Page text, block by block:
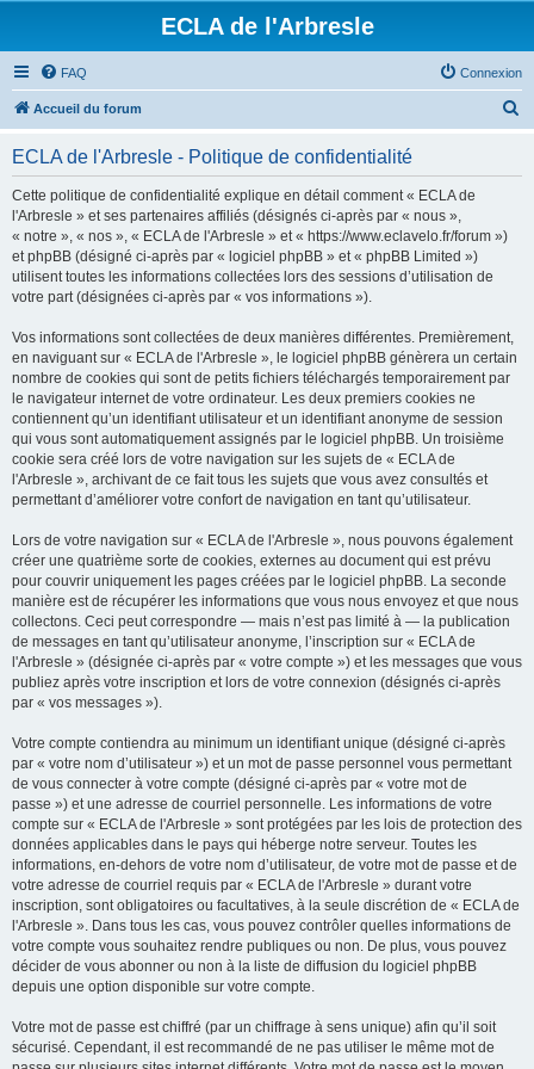
ECLA de l'Arbresle
FAQ Connexion
Accueil du forum
ECLA de l'Arbresle - Politique de confidentialité
Cette politique de confidentialité explique en détail comment « ECLA de
l'Arbresle » et ses partenaires affiliés (désignés ci-après par « nous »,
« notre », « nos », « ECLA de l'Arbresle » et « https://www.eclavelo.fr/forum »)
et phpBB (désigné ci-après par « logiciel phpBB » et « phpBB Limited »)
utilisent toutes les informations collectées lors des sessions d’utilisation de
votre part (désignées ci-après par « vos informations »).
Vos informations sont collectées de deux manières différentes. Premièrement,
en naviguant sur « ECLA de l'Arbresle », le logiciel phpBB génèrera un certain
nombre de cookies qui sont de petits fichiers téléchargés temporairement par
le navigateur internet de votre ordinateur. Les deux premiers cookies ne
contiennent qu’un identifiant utilisateur et un identifiant anonyme de session
qui vous sont automatiquement assignés par le logiciel phpBB. Un troisième
cookie sera créé lors de votre navigation sur les sujets de « ECLA de
l'Arbresle », archivant de ce fait tous les sujets que vous avez consultés et
permettant d’améliorer votre confort de navigation en tant qu’utilisateur.
Lors de votre navigation sur « ECLA de l'Arbresle », nous pouvons également
créer une quatrième sorte de cookies, externes au document qui est prévu
pour couvrir uniquement les pages créées par le logiciel phpBB. La seconde
manière est de récupérer les informations que vous nous envoyez et que nous
collectons. Ceci peut correspondre — mais n’est pas limité à — la publication
de messages en tant qu’utilisateur anonyme, l’inscription sur « ECLA de
l'Arbresle » (désignée ci-après par « votre compte ») et les messages que vous
publiez après votre inscription et lors de votre connexion (désignés ci-après
par « vos messages »).
Votre compte contiendra au minimum un identifiant unique (désigné ci-après
par « votre nom d’utilisateur ») et un mot de passe personnel vous permettant
de vous connecter à votre compte (désigné ci-après par « votre mot de
passe ») et une adresse de courriel personnelle. Les informations de votre
compte sur « ECLA de l'Arbresle » sont protégées par les lois de protection des
données applicables dans le pays qui héberge notre serveur. Toutes les
informations, en-dehors de votre nom d’utilisateur, de votre mot de passe et de
votre adresse de courriel requis par « ECLA de l'Arbresle » durant votre
inscription, sont obligatoires ou facultatives, à la seule discrétion de « ECLA de
l'Arbresle ». Dans tous les cas, vous pouvez contrôler quelles informations de
votre compte vous souhaitez rendre publiques ou non. De plus, vous pouvez
décider de vous abonner ou non à la liste de diffusion du logiciel phpBB
depuis une option disponible sur votre compte.
Votre mot de passe est chiffré (par un chiffrage à sens unique) afin qu’il soit
sécurisé. Cependant, il est recommandé de ne pas utiliser le même mot de